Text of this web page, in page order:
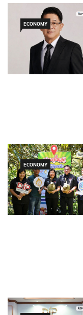
ECONOMY
ECONOMY